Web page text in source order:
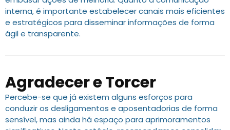
interna, é importante estabelecer canais mais eficientes
e estratégicos para disseminar informações de forma
ágil e transparente.
Agradecer e Torcer
Percebe-se que já existem alguns esforços para
conduzir os desligamentos e aposentadorias de forma
sensível, mas ainda há espaço para aprimoramentos